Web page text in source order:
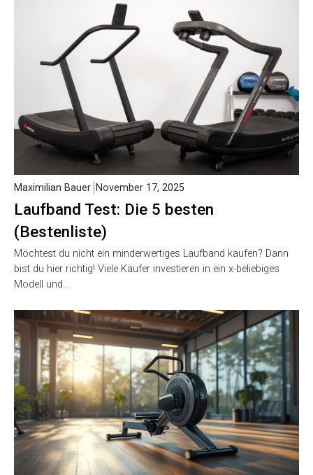
Laufband Test: Die 5 besten
(Bestenliste)
Maximilian Bauer November 17, 2025
Möchtest du nicht ein minderwertiges Laufband kaufen? Dann
bist du hier richtig! Viele Käufer investieren in ein x-beliebiges
Modell und…